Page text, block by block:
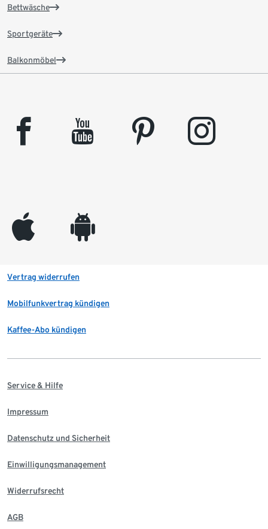
Bettwäsche
Sportgeräte
Balkonmöbel
facebook youtube pinterest instagram
appleinc android
Vertrag widerrufen
Mobilfunkvertrag kündigen
Kaffee-Abo kündigen
Service & Hilfe
Impressum
Datenschutz und Sicherheit
Einwilligungsmanagement
Widerrufsrecht
AGB